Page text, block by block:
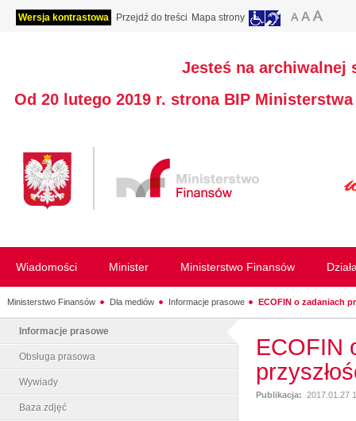
Wersja kontrastowa Przejdź do treści Mapa strony
Jesteś na archiwalnej
Od 20 lutego 2019 r. strona BIP
Wiadomości Minister Ministerstwo Finansów
Ministerstwo Finansów Dla mediów Informacje prasowe ECOFIN o zadaniach
Informacje prasowe
Obsługa prasowa
Wywiady
Baza zdjęć
ECOFIN
Publikacja: 2017.01.27